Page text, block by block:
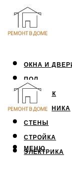
ОКНА И
ПОЛ
ПОТОЛОК
САНТЕХНИКА
СТЕНЫ
СТРОЙКА
ЭЛЕКТРИКА
МЕНЮ